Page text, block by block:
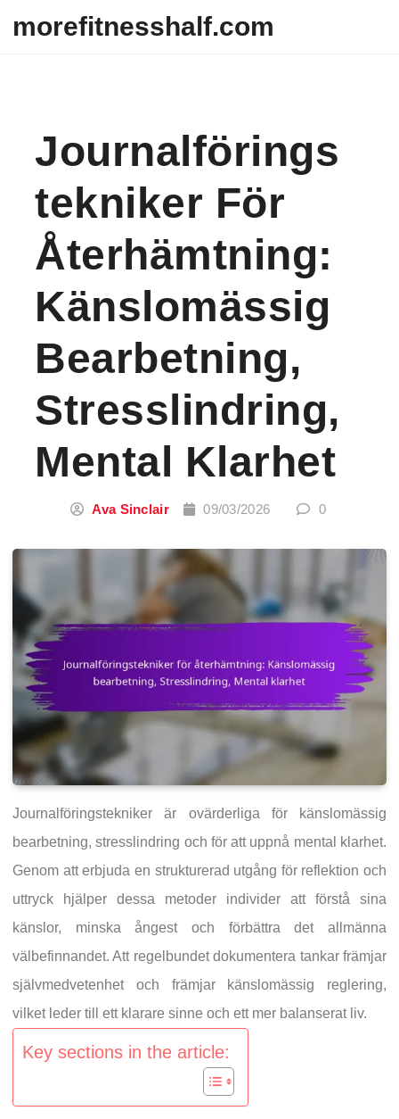
morefitnesshalf.com
Journalförings
Tekniker För
Återhämtning:
Känslomässig
Bearbetning,
Stresslindring,
Mental Klarhet
Ava Sinclair 09/03/2026 0
Journalföringstekniker är ovärderliga för känslomässig
bearbetning, stresslindring och för att uppnå mental klarhet.
Genom att erbjuda en strukturerad utgång för reflektion och
uttryck hjälper dessa metoder individer att förstå sina
känslor, minska ångest och förbättra det allmänna
välbefinnandet. Att regelbundet dokumentera tankar främjar
självmedvetenhet och främjar känslomässig reglering,
vilket leder till ett klarare sinne och ett mer balanserat liv.
Key sections in the article: